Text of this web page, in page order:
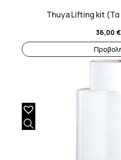
Thuya Lifting kit
36,00 €